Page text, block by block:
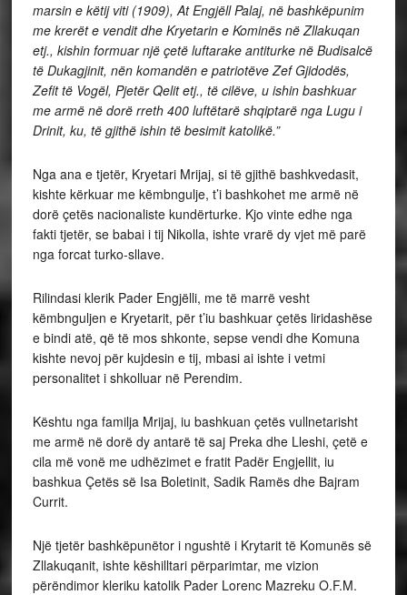
marsin e këtij viti (1909), At Engjëll Palaj, në bashkëpunim
me krerët e vendit dhe Kryetarin e Kominës në Zllakuqan
etj., kishin formuar një çetë luftarake antiturke në Budisalcë
të Dukagjinit, nën komandën e patriotëve Zef Gjidodës,
Zefit të Vogël, Pjetër Qelit etj., të cilëve, u ishin bashkuar
me armë në dorë rreth 400 luftëtarë shqiptarë nga Lugu i
Drinit, ku, të gjithë ishin të besimit katolikë.”
Nga ana e tjetër, Kryetari Mrijaj, si të gjithë bashkvedasit,
kishte kërkuar me këmbngulje, t’i bashkohet me armë në
dorë çetës nacionaliste kundërturke. Kjo vinte edhe nga
fakti tjetër, se babai i tij Nikolla, ishte vrarë dy vjet më parë
nga forcat turko-sllave.
Rilindasi klerik Pader Engjëlli, me të marrë vesht
këmbnguljen e Kryetarit, për t’iu bashkuar çetës liridashëse
e bindi atë, që të mos shkonte, sepse vendi dhe Komuna
kishte nevoj për kujdesin e tij, mbasi ai ishte i vetmi
personalitet i shkolluar në Perendim.
Kështu nga familja Mrijaj, iu bashkuan çetës vullnetarisht
me armë në dorë dy antarë të saj Preka dhe Lleshi, çetë e
cila më vonë me udhëzimet e fratit Padër Engjellit, iu
bashkua Çetës së Isa Boletinit, Sadik Ramës dhe Bajram
Currit.
Një tjetër bashkëpunëtor i ngushtë i Krytarit të Komunës së
Zllakuqanit, ishte këshilltari përparimtar, me vizion
përëndimor kleriku katolik Pader Lorenc Mazreku O.F.M.